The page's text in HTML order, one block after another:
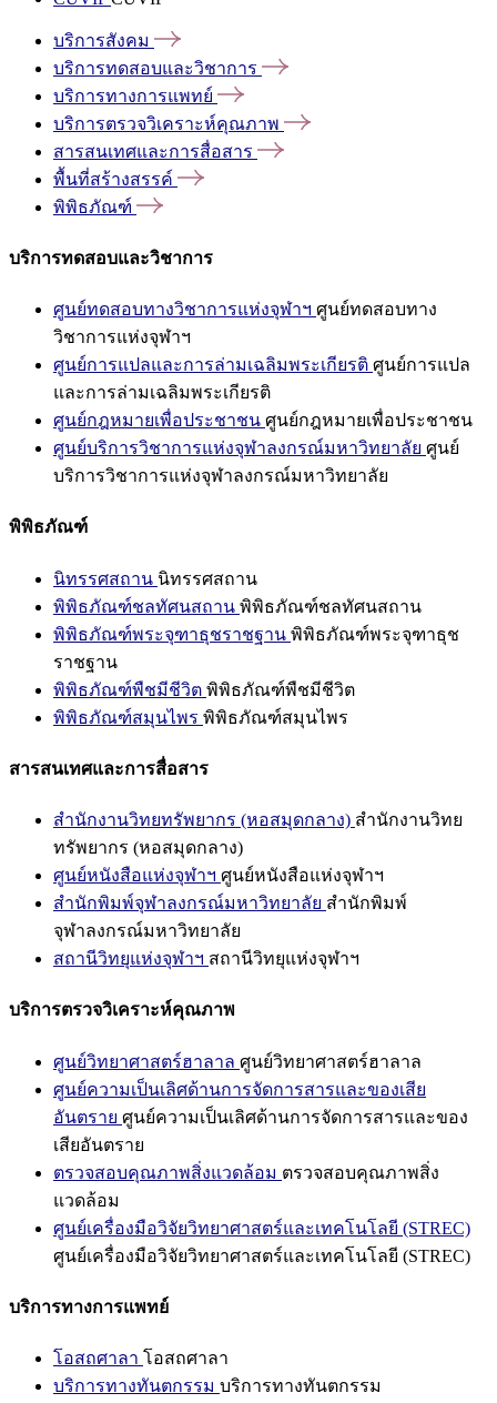
บริการสังคม
บริการทดสอบและวิชาการ
บริการทางการแพทย์
บริการตรวจวิเคราะห์คุณภาพ
สารสนเทศและการสื่อสาร
พื้นที่สร้างสรรค์
พิพิธภัณฑ์
บริการทดสอบและวิชาการ
ศูนย์ทดสอบทางวิชาการแห่งจุฬาฯ ศูนย์ทดสอบทาง
วิชาการแห่งจุฬาฯ
ศูนย์การแปลและการล่ามเฉลิมพระเกียรติ ศูนย์การแปล
และการล่ามเฉลิมพระเกียรติ
ศูนย์กฎหมายเพื่อประชาชน ศูนย์กฎหมายเพื่อประชาชน
ศูนย์บริการวิชาการแห่งจุฬาลงกรณ์มหาวิทยาลัย ศูนย์
บริการวิชาการแห่งจุฬาลงกรณ์มหาวิทยาลัย
พิพิธภัณฑ์
นิทรรศสถาน นิทรรศสถาน
พิพิธภัณฑ์ชลทัศนสถาน พิพิธภัณฑ์ชลทัศนสถาน
พิพิธภัณฑ์พระจุฑาธุชราชฐาน พิพิธภัณฑ์พระจุฑาธุช
ราชฐาน
พิพิธภัณฑ์พืชมีชีวิต พิพิธภัณฑ์พืชมีชีวิต
พิพิธภัณฑ์สมุนไพร พิพิธภัณฑ์สมุนไพร
สารสนเทศและการสื่อสาร
สำนักงานวิทยทรัพยากร (หอสมุดกลาง) สำนักงานวิทย
ทรัพยากร (หอสมุดกลาง)
ศูนย์หนังสือแห่งจุฬาฯ ศูนย์หนังสือแห่งจุฬาฯ
สำนักพิมพ์จุฬาลงกรณ์มหาวิทยาลัย สำนักพิมพ์
จุฬาลงกรณ์มหาวิทยาลัย
สถานีวิทยุแห่งจุฬาฯ สถานีวิทยุแห่งจุฬาฯ
บริการตรวจวิเคราะห์คุณภาพ
ศูนย์วิทยาศาสตร์ฮาลาล ศูนย์วิทยาศาสตร์ฮาลาล
ศูนย์ความเป็นเลิศด้านการจัดการสารและของเสีย
อันตราย ศูนย์ความเป็นเลิศด้านการจัดการสารและของ
เสียอันตราย
ตรวจสอบคุณภาพสิ่งแวดล้อม ตรวจสอบคุณภาพสิ่ง
แวดล้อม
ศูนย์เครื่องมือวิจัยวิทยาศาสตร์และเทคโนโลยี (STREC)
ศูนย์เครื่องมือวิจัยวิทยาศาสตร์และเทคโนโลยี (STREC)
บริการทางการแพทย์
โอสถศาลา โอสถศาลา
บริการทางทันตกรรม บริการทางทันตกรรม